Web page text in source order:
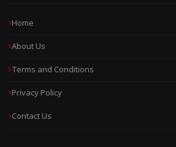
Home
About Us
Terms and Conditions
Privacy Policy
Contact Us